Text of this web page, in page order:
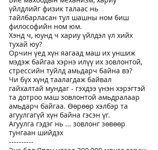
үйлдлийг физик талаас нь
тайлбарласан тул шашны ном биш
философийн ном юм.
Хэнд ч, юунд ч хариу үйлдэл үл хийх
тухай юу?
Орчин үед хүн яагаад маш их уншиж
мэдэж байгаа хэрнэ илүү их зовлонтой,
стрессийн туйлд амьдарч байна вэ?
Чи бүх хүнд таалагдаж байвал
гайхалтай мундаг - гэхдээ үнэн хэрэгтэй
та дотроо маш зовлонтой амьдралаар
амьдарч байгаа. Өөрөөр хэлбэр та
агуулгагүй хүн байна гэсэн үг.
Агуулга гэдэг нь ... зовлонг зөвөөр
тунгаан шийдэх
----------